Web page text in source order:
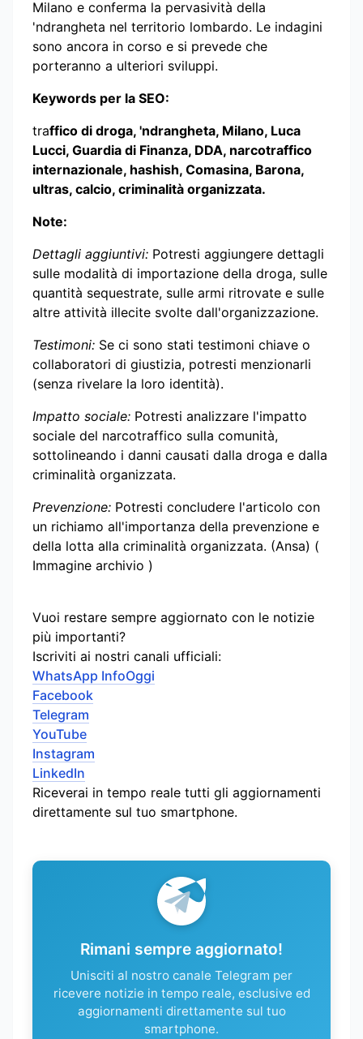
Milano e conferma la pervasività della
'ndrangheta nel territorio lombardo. Le indagini
sono ancora in corso e si prevede che
porteranno a ulteriori sviluppi.
Keywords per la SEO:
traffico di droga, 'ndrangheta, Milano, Luca
Lucci, Guardia di Finanza, DDA, narcotraffico
internazionale, hashish, Comasina, Barona,
ultras, calcio, criminalità organizzata.
Note:
Dettagli aggiuntivi: Potresti aggiungere dettagli
sulle modalità di importazione della droga, sulle
quantità sequestrate, sulle armi ritrovate e sulle
altre attività illecite svolte dall'organizzazione.
Testimoni: Se ci sono stati testimoni chiave o
collaboratori di giustizia, potresti menzionarli
(senza rivelare la loro identità).
Impatto sociale: Potresti analizzare l'impatto
sociale del narcotraffico sulla comunità,
sottolineando i danni causati dalla droga e dalla
criminalità organizzata.
Prevenzione: Potresti concludere l'articolo con
un richiamo all'importanza della prevenzione e
della lotta alla criminalità organizzata. (Ansa) (
Immagine archivio )
Vuoi restare sempre aggiornato con le notizie
più importanti?
Iscriviti ai nostri canali ufficiali:
WhatsApp InfoOggi
Facebook
Telegram
YouTube
Instagram
LinkedIn
Riceverai in tempo reale tutti gli aggiornamenti
direttamente sul tuo smartphone.
Rimani sempre aggiornato!
Unisciti al nostro canale Telegram per
ricevere notizie in tempo reale, esclusive ed
aggiornamenti direttamente sul tuo
smartphone.